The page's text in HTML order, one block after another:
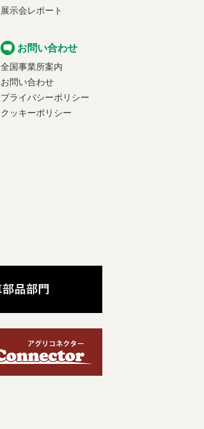
展示会レポート
お問い合わせ
全国事業所案内
お問い合わせ
プライバシーポリシー
クッキーポリシー